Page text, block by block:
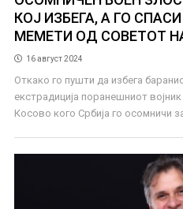
КОЈ ИЗБЕГА, А ГО
МЕМЕТИ ОД СОВЕТОТ
16 август 2024
Откако го пушти да избега
екстрадиција поранешниот
Косово кого Србија го осомничи